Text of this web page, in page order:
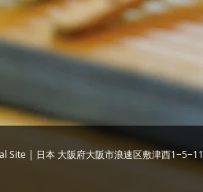
| 日本 大阪府大阪市浪速区敷津西1−5−11